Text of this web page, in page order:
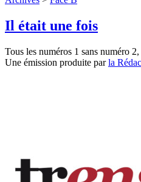
Il était une fois
Tous les numéros 1 sans numéro
Une émission produite parla